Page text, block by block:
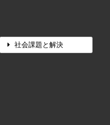
社会課題と解決